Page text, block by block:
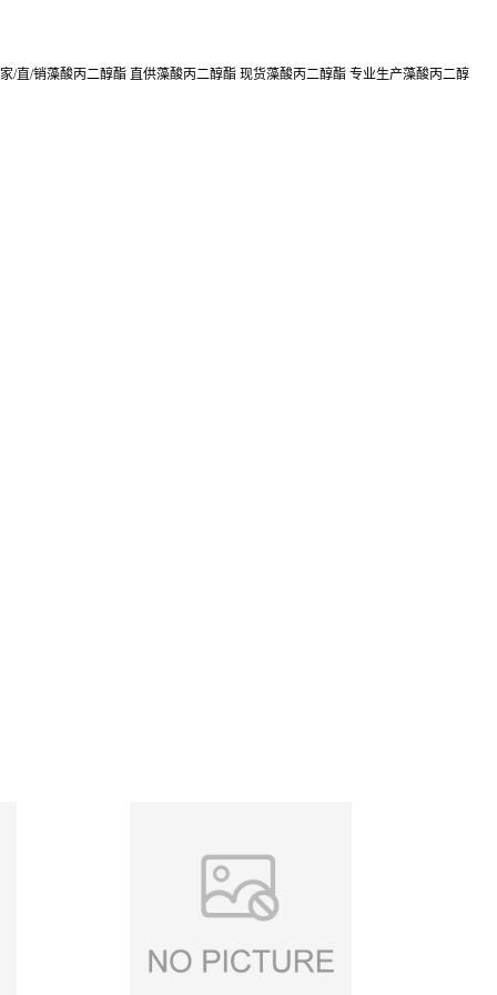
直/销藻酸丙二醇酯 直供藻酸丙二醇酯 现货藻酸丙二醇酯 专业生产藻酸丙二醇